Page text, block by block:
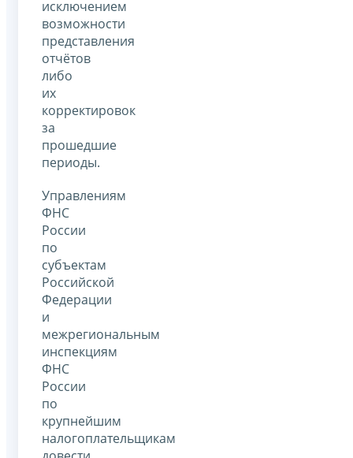
исключением
возможности
представления
отчётов
либо
их
корректировок
за
прошедшие
периоды.
Управлениям
ФНС
России
по
субъектам
Российской
Федерации
и
межрегиональным
инспекциям
ФНС
России
по
крупнейшим
налогоплательщикам